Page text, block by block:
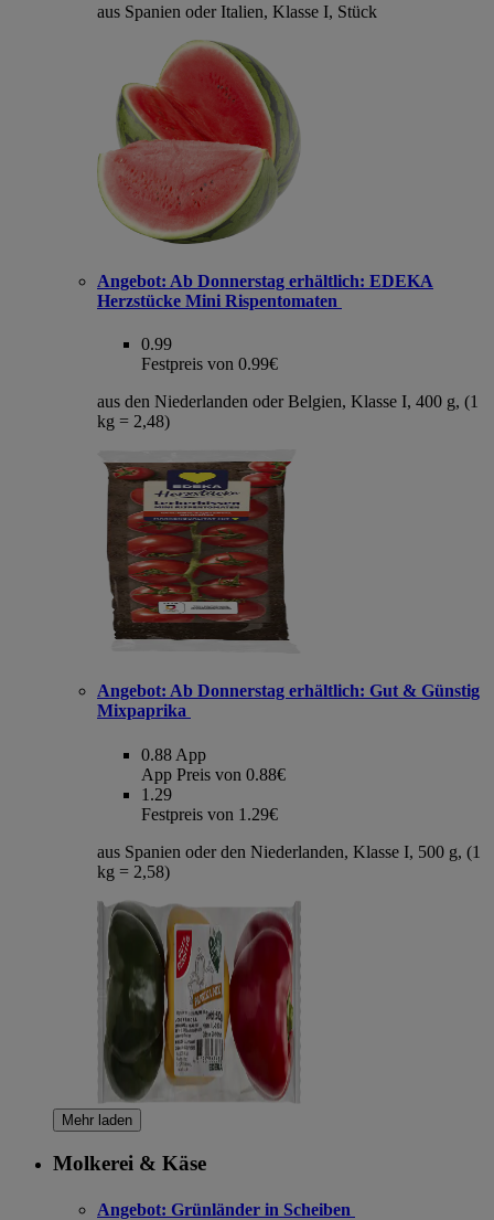
aus Spanien oder Italien, Klasse I, Stück
Angebot: Ab Donnerstag erhältlich: EDEKA
Herzstücke Mini Rispentomaten
0.99
Festpreis von 0.99€
aus den Niederlanden oder Belgien, Klasse I, 400 g, (1
kg = 2,48)
Angebot: Ab Donnerstag erhältlich: Gut & Günstig
Mixpaprika
0.88 App
App Preis von 0.88€
1.29
Festpreis von 1.29€
aus Spanien oder den Niederlanden, Klasse I, 500 g, (1
kg = 2,58)
Mehr laden
Molkerei & Käse
Angebot: Grünländer in Scheiben